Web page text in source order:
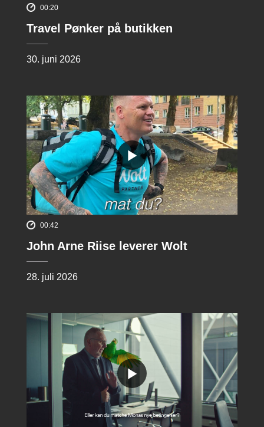
00:20
Travel Pønker på butikken
30. juni 2026
00:42
John Arne Riise leverer Wolt
28. juli 2026